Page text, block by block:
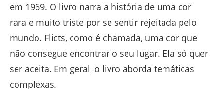
em 1969. O livro narra a história de uma cor
rara e muito triste por se sentir rejeitada pelo
mundo. Flicts, como é chamada, uma cor que
não consegue encontrar o seu lugar. Ela só quer
ser aceita. Em geral, o livro aborda temáticas
complexas.